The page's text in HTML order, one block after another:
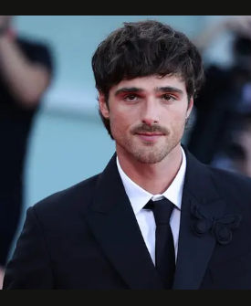
all’universo i desideri più segreti